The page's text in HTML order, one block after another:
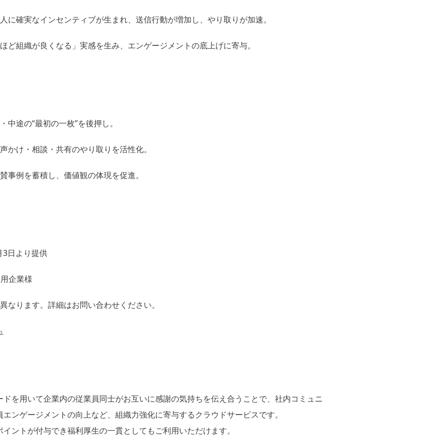
に確実なインセンティブが生まれ、送信行動が増加し、やり取りが加速。
ど組織が良くなる」実感を生み、エンゲージメントの底上げに寄与。
中途の“最初の一枚”を後押し。
かけ・相談・共有のやり取りを活性化。
事例を蓄積し、価値観の体現を促進。
3日より提供
企業様
なります。詳細はお問い合わせください。
を用いて企業内の従業員同士がお互いに感謝の気持ちを伝え合うことで、社内コミュニ
ンゲージメントの向上など、組織力強化に寄与するクラウドサービスです。
ントが付与でき福利厚生の一貫としてもご利用いただけます。